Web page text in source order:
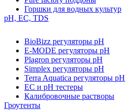
Горшки для водных культур
pH, EC, TDS
BioBizz регуляторы pH
E-MODE регуляторы pH
Plagron регуляторы pH
Simplex регуляторы pH
Terra Aquatica регуляторы pH
EC и pH тестеры
Калибровочные растворы
Гроутенты